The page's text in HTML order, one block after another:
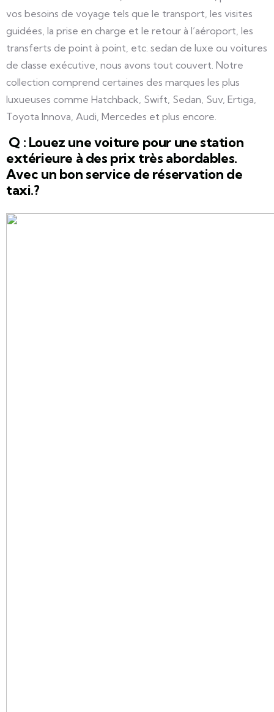
vos besoins de voyage tels que le transport, les visites
guidées, la prise en charge et le retour à l’aéroport, les
transferts de point à point, etc. sedan de luxe ou voitures
de classe exécutive, nous avons tout couvert. Notre
collection comprend certaines des marques les plus
luxueuses comme Hatchback, Swift, Sedan, Suv, Ertiga,
Toyota Innova, Audi, Mercedes et plus encore.
Q : Louez une voiture pour une station
extérieure à des prix très abordables.
Avec un bon service de réservation de
taxi.?